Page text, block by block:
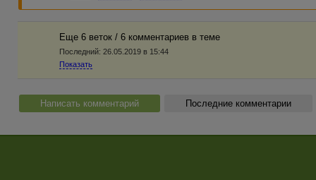
Еще 6 веток / 6 комментариев в темe
Последний: 26.05.2019 в 15:44
Показать
Написать комментарий Последние комментарии